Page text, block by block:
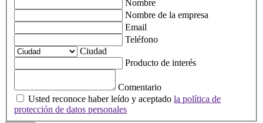
Nombre
Nombre de la empresa
Email
Teléfono
Ciudad
Producto de interés
Comentario
Usted reconoce haber leído y aceptado la política de
protección de datos personales